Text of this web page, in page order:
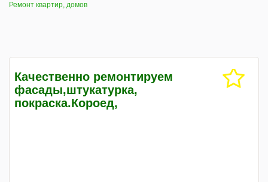
Ремонт квартир, домов
Качественно ремонтируем
фасады,штукатурка,
покраска.Короед,